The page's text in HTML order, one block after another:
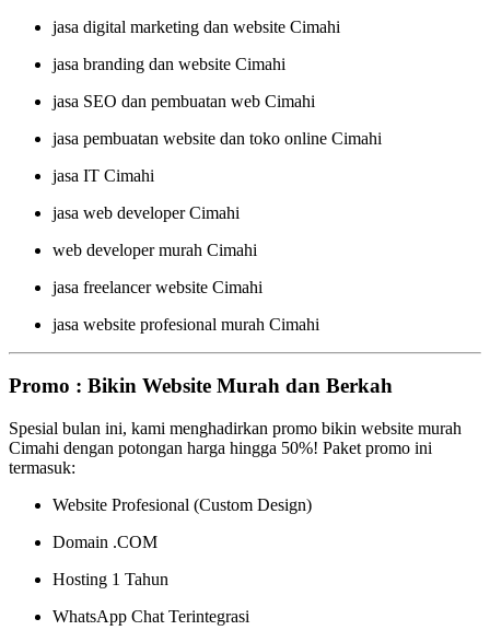
jasa digital marketing dan website Cimahi
jasa branding dan website Cimahi
jasa SEO dan pembuatan web Cimahi
jasa pembuatan website dan toko online Cimahi
jasa IT Cimahi
jasa web developer Cimahi
web developer murah Cimahi
jasa freelancer website Cimahi
jasa website profesional murah Cimahi
Promo : Bikin Website Murah dan Berkah
Spesial bulan ini, kami menghadirkan promo bikin website murah
Cimahi dengan potongan harga hingga 50%! Paket promo ini
termasuk:
Website Profesional (Custom Design)
Domain .COM
Hosting 1 Tahun
WhatsApp Chat Terintegrasi